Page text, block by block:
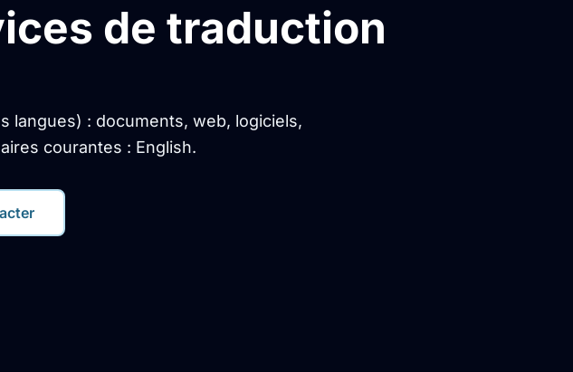
de traduction
langues) : documents, web, logiciels,
courantes : English.